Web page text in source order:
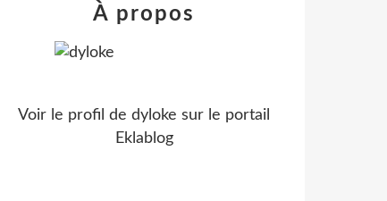
À propos
Voir le profil de dyloke sur le portail
Eklablog